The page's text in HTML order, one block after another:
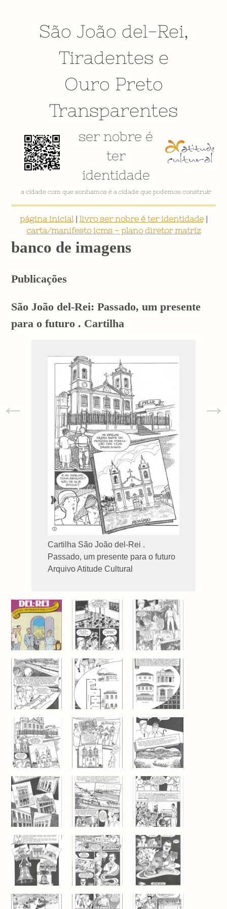
São João del-Rei,
Tiradentes e
Ouro Preto
Transparentes
ser nobre é
ter
identidade
a cidade com que sonhamos é a cidade que podemos construir
página inicial| livro ser nobre é ter identidade|
carta/manifesto icms - plano diretor matriz
banco de imagens
Publicações
São João del-Rei: Passado, um presente
para o futuro . Cartilha
Cartilha São João del-Rei .
Passado, um presente para o futuro
Arquivo Atitude Cultural
← →